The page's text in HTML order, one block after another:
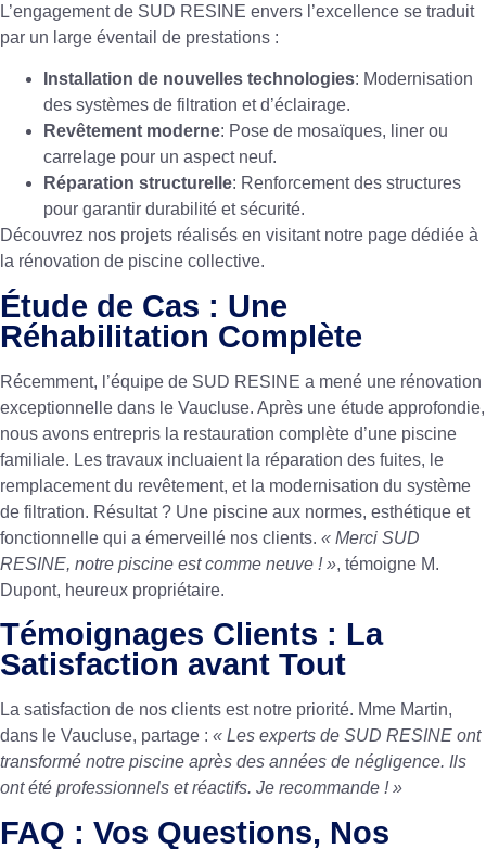
L’engagement de SUD RESINE envers l’excellence se traduit
par un large éventail de prestations :
Installation de nouvelles technologies: Modernisation
des systèmes de filtration et d’éclairage.
Revêtement moderne: Pose de mosaïques, liner ou
carrelage pour un aspect neuf.
Réparation structurelle: Renforcement des structures
pour garantir durabilité et sécurité.
Découvrez nos projets réalisés en visitant notre page dédiée à
la rénovation de piscine collective.
Étude de Cas : Une
Réhabilitation Complète
Récemment, l’équipe de SUD RESINE a mené une rénovation
exceptionnelle dans le Vaucluse. Après une étude approfondie,
nous avons entrepris la restauration complète d’une piscine
familiale. Les travaux incluaient la réparation des fuites, le
remplacement du revêtement, et la modernisation du système
de filtration. Résultat ? Une piscine aux normes, esthétique et
fonctionnelle qui a émerveillé nos clients. « Merci SUD
RESINE, notre piscine est comme neuve ! », témoigne M.
Dupont, heureux propriétaire.
Témoignages Clients : La
Satisfaction avant Tout
La satisfaction de nos clients est notre priorité. Mme Martin,
dans le Vaucluse, partage : « Les experts de SUD RESINE ont
transformé notre piscine après des années de négligence. Ils
ont été professionnels et réactifs. Je recommande ! »
FAQ : Vos Questions, Nos